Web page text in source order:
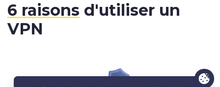
6 raisons d'utiliser un
VPN